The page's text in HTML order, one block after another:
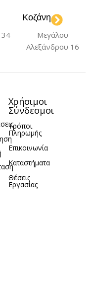
34
Κοζάνη
Μεγάλου
Αλεξάνδρου 16
Χρήσιμοι
Σύνδεσμοι
Τρόποι
Πληρωμής
Επικοινωνία
Καταστήματα
Θέσεις
Εργασίας